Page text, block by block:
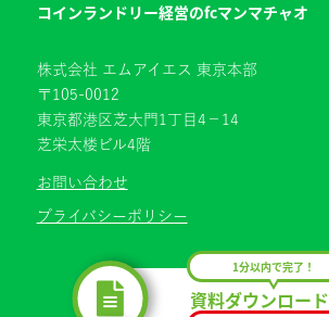
コインランドリー経営のfcマンマチャオ
株式会社 エムアイエス 東京本部
〒105-0012
東京都港区芝大門1丁目4−14
芝栄太楼ビル4階
お問い合わせ
プライバシーポリシー
資料ダウンロード
1分以内で完了！